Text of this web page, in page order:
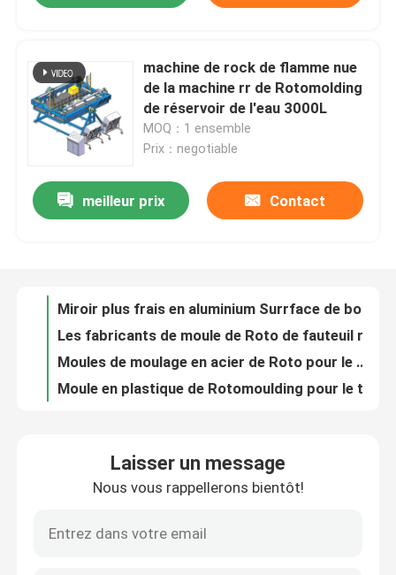
Maison
Produits
Contrôle de qualité
Contactez-nous
machine de rock de flamme nue
de la machine rr de Rotomolding
de réservoir de l'eau 3000L
MOQ：1 ensemble
Prix：negotiable
meilleur prix Contact
Miroir plus frais en aluminium Surrface de boîte du moule 45L de billette de commande numérique par ordinateur Soild
Moule de moulage de rotation pour l'agriculture d'évier de bétail
Moulures à rotation pour le bétail Produire des moules en feuille de papier
Moule de moulage de rotation pour le stylo de bétail de bétail
Laisser un message
Nous vous rappellerons bientôt!